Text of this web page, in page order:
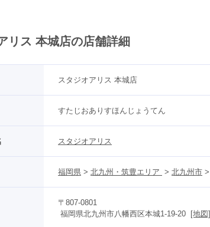
リス 本城店の店舗詳細
スタジオアリス 本城店
すたじおありすほんじょうてん
スタジオアリス
福岡県 > 北九州・筑豊エリア > 北九州市 >
〒807-0801
福岡県北九州市八幡西区本城1-19-20
[地図]